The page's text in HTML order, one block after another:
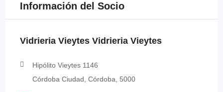
Información del Socio
Vidrieria Vieytes Vidrieria Vieytes
Hipólito Vieytes 1146
Córdoba Ciudad, Córdoba, 5000